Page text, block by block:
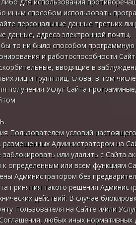
иным способом использовать
персональные данные третьих
данные, адреса электронной почты,
бы то ни было способом
и работоспособности
вводящие в
лиц и групп лиц, слова, в том
получения Услуг Сайта
Пользователем условий
размещенных Администратором на
или удалить с Сайта
определенным или всем функциям
Администратором без
принятия такого решения
действий. В случае
Пользователя на Сайте и/или
любых иных